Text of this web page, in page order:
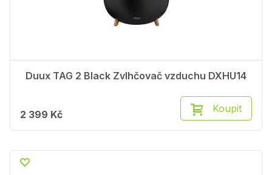
Duux TAG 2 Black Zvlhčovač vzduchu DXHU14
2 399 Kč Koupit